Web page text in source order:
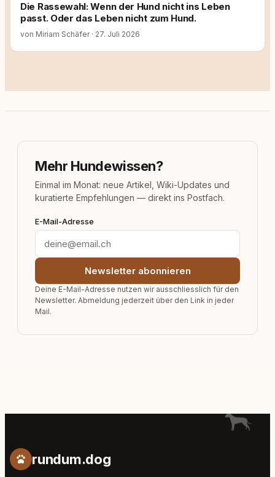
Die Rassewahl: Wenn der Hund nicht ins Leben
passt. Oder das Leben nicht zum Hund.
von Miriam Schäfer · 27. Juli 2026
Mehr Hundewissen?
Einmal im Monat: neue Artikel, Wiki-Updates und
kuratierte Empfehlungen — direkt ins Postfach.
E-Mail-Adresse
Newsletter abonnieren
Deine E-Mail-Adresse nutzen wir ausschliesslich für den
Newsletter. Abmeldung jederzeit über den Link in jeder
Mail.
rundum.dog